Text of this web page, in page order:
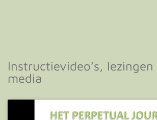
Instructievideo’s,
media